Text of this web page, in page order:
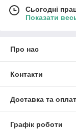
Сьогодні
Показати
Про нас
Контакти
Доставка та
Графік роботи